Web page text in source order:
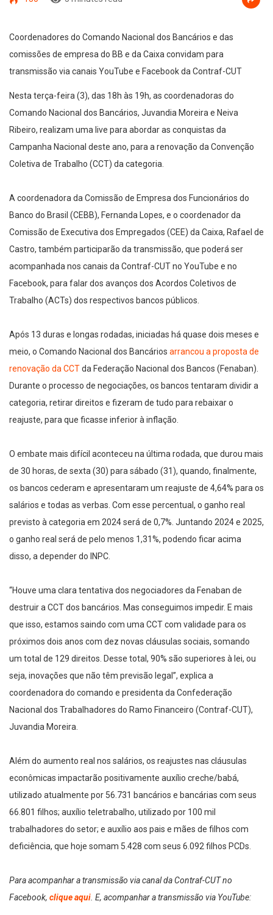
Coordenadores do Comando Nacional dos Bancários e das
comissões de empresa do BB e da Caixa convidam para
transmissão via canais YouTube e Facebook da Contraf-CUT
Nesta terça-feira (3), das 18h às 19h, as coordenadoras do
Comando Nacional dos Bancários, Juvandia Moreira e Neiva
Ribeiro, realizam uma live para abordar as conquistas da
Campanha Nacional deste ano, para a renovação da Convenção
Coletiva de Trabalho (CCT) da categoria.
A coordenadora da Comissão de Empresa dos Funcionários do
Banco do Brasil (CEBB), Fernanda Lopes, e o coordenador da
Comissão de Executiva dos Empregados (CEE) da Caixa, Rafael de
Castro, também participarão da transmissão, que poderá ser
acompanhada nos canais da Contraf-CUT no YouTube e no
Facebook, para falar dos avanços dos Acordos Coletivos de
Trabalho (ACTs) dos respectivos bancos públicos.
Após 13 duras e longas rodadas, iniciadas há quase dois meses e
meio, o Comando Nacional dos Bancários arrancou a proposta de
renovação da CCTda Federação Nacional dos Bancos (Fenaban).
Durante o processo de negociações, os bancos tentaram dividir a
categoria, retirar direitos e fizeram de tudo para rebaixar o
reajuste, para que ficasse inferior à inflação.
O embate mais difícil aconteceu na última rodada, que durou mais
de 30 horas, de sexta (30) para sábado (31), quando, finalmente,
os bancos cederam e apresentaram um reajuste de 4,64% para os
salários e todas as verbas. Com esse percentual, o ganho real
previsto à categoria em 2024 será de 0,7%. Juntando 2024 e 2025,
o ganho real será de pelo menos 1,31%, podendo ficar acima
disso, a depender do INPC.
“Houve uma clara tentativa dos negociadores da Fenaban de
destruir a CCT dos bancários. Mas conseguimos impedir. E mais
que isso, estamos saindo com uma CCT com validade para os
próximos dois anos com dez novas cláusulas sociais, somando
um total de 129 direitos. Desse total, 90% são superiores à lei, ou
seja, inovações que não têm previsão legal”, explica a
coordenadora do comando e presidenta da Confederação
Nacional dos Trabalhadores do Ramo Financeiro (Contraf-CUT),
Juvandia Moreira.
Além do aumento real nos salários, os reajustes nas cláusulas
econômicas impactarão positivamente auxílio creche/babá,
utilizado atualmente por 56.731 bancários e bancárias com seus
66.801 filhos; auxílio teletrabalho, utilizado por 100 mil
trabalhadores do setor; e auxílio aos pais e mães de filhos com
deficiência, que hoje somam 5.428 com seus 6.092 filhos PCDs.
Para acompanhar a transmissão via canal da Contraf-CUT no
Facebook, clique aqui . E, acompanhar a transmissão via YouTube: